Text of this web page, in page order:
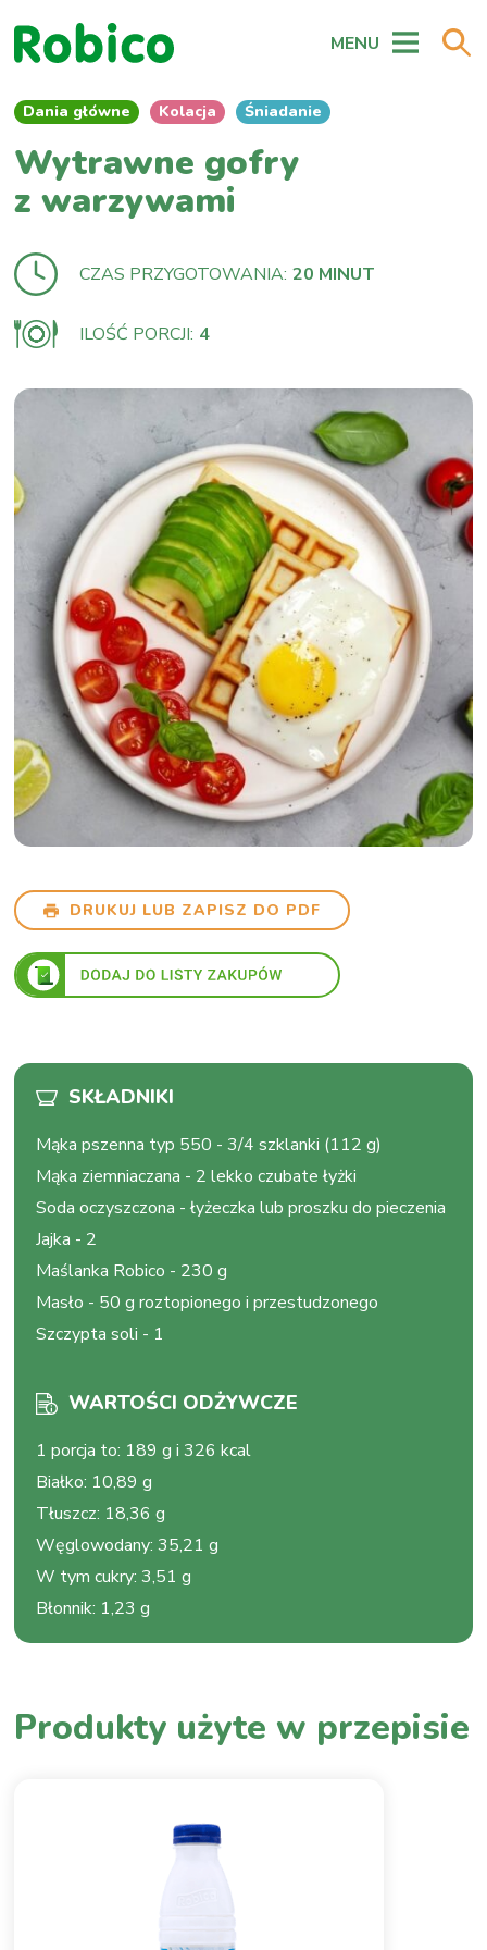
MENU
Dania główne Kolacja Śniadanie
Wytrawne gofry
z warzywami
CZAS PRZYGOTOWANIA: 20 MINUT
ILOŚĆ PORCJI: 4
DRUKUJ LUB ZAPISZ DO PDF
SKŁADNIKI
Mąka pszenna typ 550 -3/4 szklanki (112 g)
Mąka ziemniaczana - 2 lekko czubate łyżki
Soda oczyszczona -łyżeczka lub proszku do pieczenia
Jajka - 2
Maślanka Robico - 230 g
Masło - 50 g roztopionego i przestudzonego
Szczypta soli - 1
WARTOŚCI ODŻYWCZE
1 porcja to: 189 g i 326 kcal
Białko: 10,89 g
Tłuszcz: 18,36 g
Węglowodany:35,21 g
W tym cukry:3,51 g
Błonnik: 1,23 g
Produkty użyte w przepisie